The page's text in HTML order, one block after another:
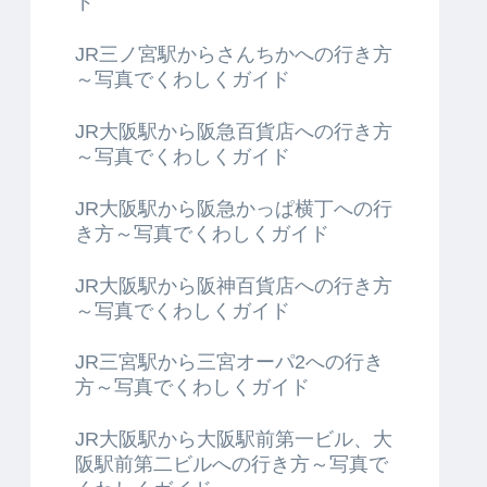
JR三ノ宮駅からさんちかへの行き方
～写真でくわしくガイド
JR大阪駅から阪急百貨店への行き方
～写真でくわしくガイド
JR大阪駅から阪急かっぱ横丁への行
き方～写真でくわしくガイド
JR大阪駅から阪神百貨店への行き方
～写真でくわしくガイド
JR三宮駅から三宮オーパ2への行き
方～写真でくわしくガイド
JR大阪駅から大阪駅前第一ビル、大
阪駅前第二ビルへの行き方～写真で